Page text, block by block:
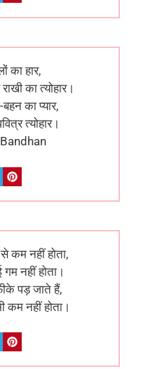
का हार,
का त्योहार।
का प्यार,
त्योहार।
कम नहीं होता,
गम नहीं होता।
पड़ जाते हैं,
कम नहीं होता।